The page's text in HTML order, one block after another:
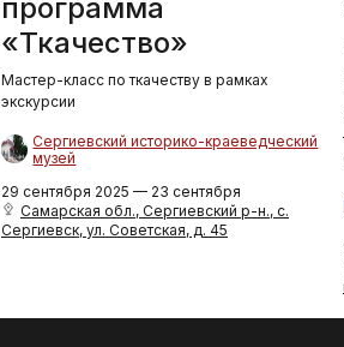
программа
«Ткачество»
Мастер-класс по ткачеству в рамках
экскурсии
Сергиевский историко-краеведческий
музей
29 сентября 2025 — 23 сентября
Самарская обл., Сергиевский р-н., с.
Сергиевск, ул. Советская, д. 45